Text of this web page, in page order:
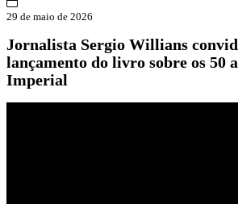
29 de maio de 2026
Jornalista Sergio Willians
lançamento do livro sobre os 50
Imperial